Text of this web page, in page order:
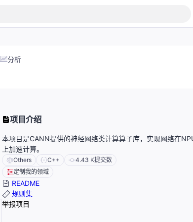
分析
项目介绍
本项目是CANN提供的神经网络类计算算子库，实现网络在
上加速计算。
Others C++ 4.43 K提交数
定制我的领域
README
规则集
举报项目